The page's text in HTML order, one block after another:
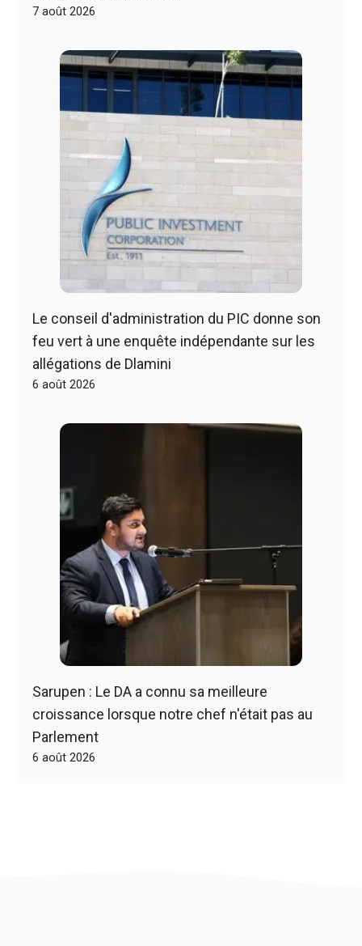
7 août 2026
Le conseil d'administration du PIC donne son
feu vert à une enquête indépendante sur les
allégations de Dlamini
6 août 2026
Sarupen : Le DA a connu sa meilleure
croissance lorsque notre chef n'était pas au
Parlement
6 août 2026